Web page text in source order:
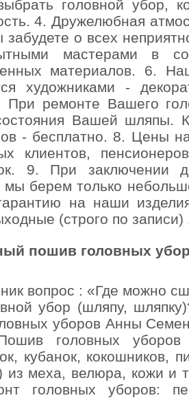
головной убор,
4. Дружелюбная
о всех
мастерами в
материалов. 6.
художниками -
При ремонте Вашего
Вашей шляпы.
- бесплатно. 8. Цены
клиентов,
9. При заключении
мы берем только
на наши
(строго по
пошив головных
вопрос : «Где можно
убор (шляпу,
уборов Анны
головных
кубанок, кокошников,
из меха, велюра, кожи и
головных уборов: